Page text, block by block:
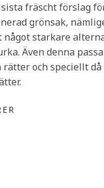
fräscht förslag
grönsak,
något starkare
Även denna
och speciellt